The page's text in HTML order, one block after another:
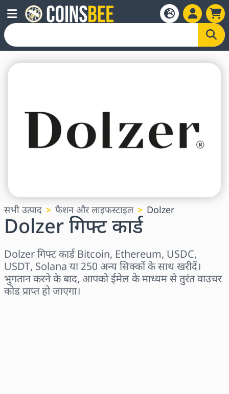
सभी उत्पाद फैशन और लाइफस्टाइल Dolzer
Dolzer गिफ्ट कार्ड
Dolzer गिफ्ट कार्ड Bitcoin, Ethereum, USDC,
USDT, Solana या 250 अन्य सिक्कों के साथ खरीदें।
भुगतान करने के बाद, आपको ईमेल के माध्यम से तुरंत वाउचर
कोड प्राप्त हो जाएगा।